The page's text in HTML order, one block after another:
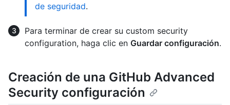
de seguridad.
Para terminar de crear su custom security
configuration, haga clic en Guardar configuración.
Creación de una GitHub Advanced
Security configuración